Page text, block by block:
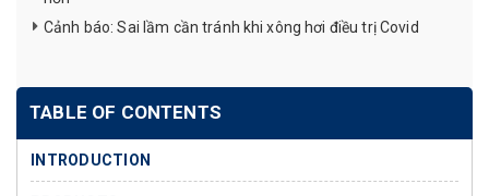
Cảnh báo: Sai lầm cần tránh khi xông hơi điều trị Covid
TABLE OF CONTENTS
INTRODUCTION